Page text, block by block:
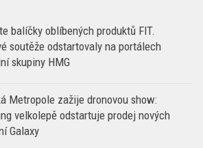
balíčky oblíbených produktů FIT.
soutěže odstartovaly na portálech
skupiny HMG
Metropole zažije dronovou show:
velkolepě odstartuje prodej nových
Galaxy